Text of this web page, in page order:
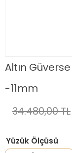
Altın
-11mm
34.480,00 TL
Yüzük Ölçüsü